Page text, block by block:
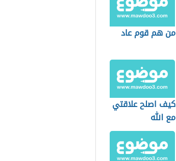
من هم قوم عاد
كيف اصلح علاقتي
مع الله